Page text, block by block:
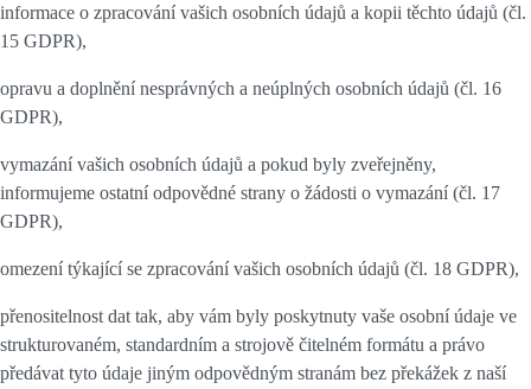
informace o zpracování vašich osobních údajů a kopii těchto údajů (čl.
15 GDPR),
opravu a doplnění nesprávných a neúplných osobních údajů (čl. 16
GDPR),
vymazání vašich osobních údajů a pokud byly zveřejněny,
informujeme ostatní odpovědné strany o žádosti o vymazání (čl. 17
GDPR),
omezení týkající se zpracování vašich osobních údajů (čl. 18 GDPR),
přenositelnost dat tak, aby vám byly poskytnuty vaše osobní údaje ve
strukturovaném, standardním a strojově čitelném formátu a právo
předávat tyto údaje jiným odpovědným stranám bez překážek z naší